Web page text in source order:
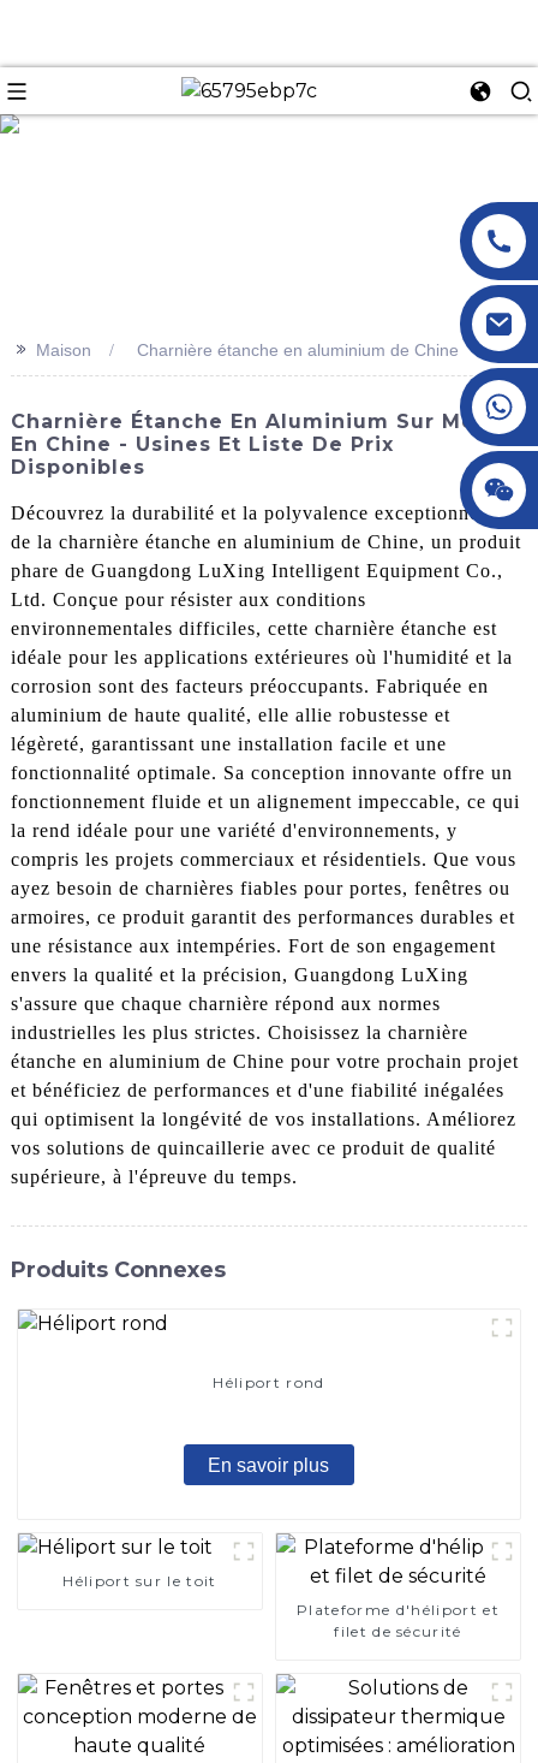
>> Maison Charnière étanche en aluminium de Chine
Charnière Étanche En Aluminium Sur Mesure
En Chine - Usines Et Liste De Prix
Disponibles
Découvrez la durabilité et la polyvalence exceptionnelles
de la charnière étanche en aluminium de Chine, un produit
phare de Guangdong LuXing Intelligent Equipment Co.,
Ltd. Conçue pour résister aux conditions
environnementales difficiles, cette charnière étanche est
idéale pour les applications extérieures où l'humidité et la
corrosion sont des facteurs préoccupants. Fabriquée en
aluminium de haute qualité, elle allie robustesse et
légèreté, garantissant une installation facile et une
fonctionnalité optimale. Sa conception innovante offre un
fonctionnement fluide et un alignement impeccable, ce qui
la rend idéale pour une variété d'environnements, y
compris les projets commerciaux et résidentiels. Que vous
ayez besoin de charnières fiables pour portes, fenêtres ou
armoires, ce produit garantit des performances durables et
une résistance aux intempéries. Fort de son engagement
envers la qualité et la précision, Guangdong LuXing
s'assure que chaque charnière répond aux normes
industrielles les plus strictes. Choisissez la charnière
étanche en aluminium de Chine pour votre prochain projet
et bénéficiez de performances et d'une fiabilité inégalées
qui optimisent la longévité de vos installations. Améliorez
vos solutions de quincaillerie avec ce produit de qualité
supérieure, à l'épreuve du temps.
Produits Connexes
Héliport rond
En savoir plus
Héliport sur le toit
Plateforme d'héliport et
filet de sécurité